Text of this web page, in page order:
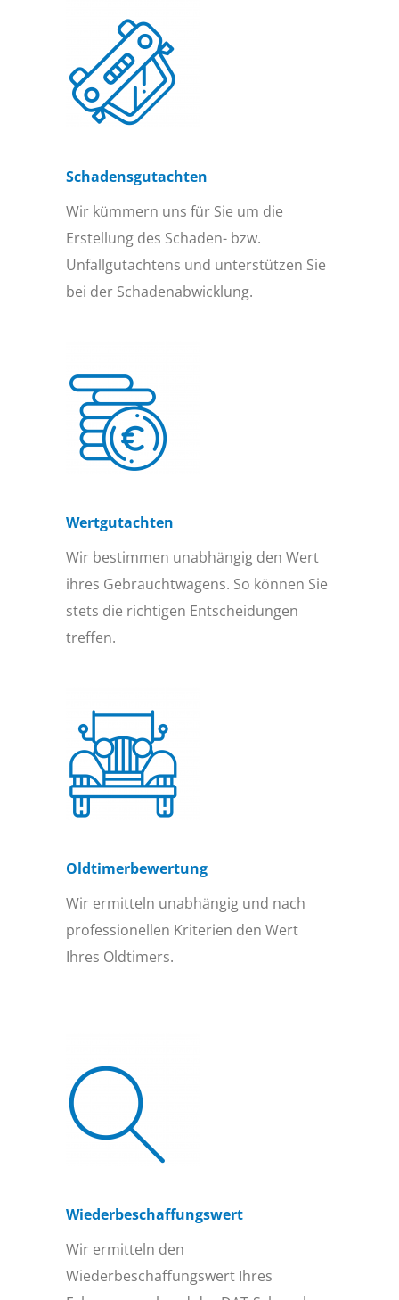
Schadensgutachten
Wir kümmern uns für Sie um die
Erstellung des Schaden- bzw.
Unfallgutachtens und unterstützen Sie
bei der Schadenabwicklung.
Wertgutachten
Wir bestimmen unabhängig den Wert
ihres Gebrauchtwagens. So können Sie
stets die richtigen Entscheidungen
treffen.
Oldtimer­bewertung
Wir ermitteln unabhängig und nach
professionellen Kriterien den Wert
Ihres Oldtimers.
Wiederbeschaffungs­wert
Wir ermitteln den
Wiederbeschaffungswert Ihres